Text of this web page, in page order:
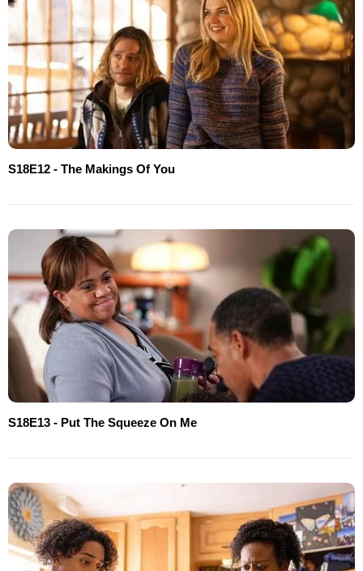
S18E12 - The Makings Of You
S18E13 - Put The Squeeze On Me